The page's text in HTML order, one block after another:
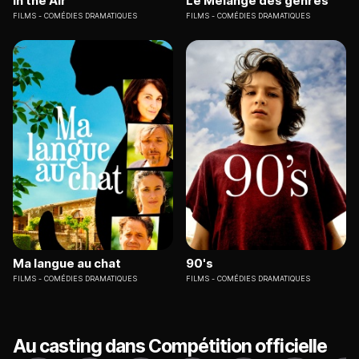
FILMS COMÉDIES DRAMATIQUES FILMS COMÉDIES DRAMATIQUES
Ma langue au chat
FILMS COMÉDIES DRAMATIQUES
90's
FILMS COMÉDIES DRAMATIQUES
Au casting dans Compétition officielle